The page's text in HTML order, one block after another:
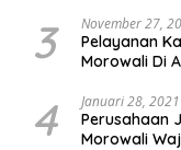
3 November 27,
Pelayanan
Morowali Di
4 Januari 28, 2021
Perusahaan
Morowali